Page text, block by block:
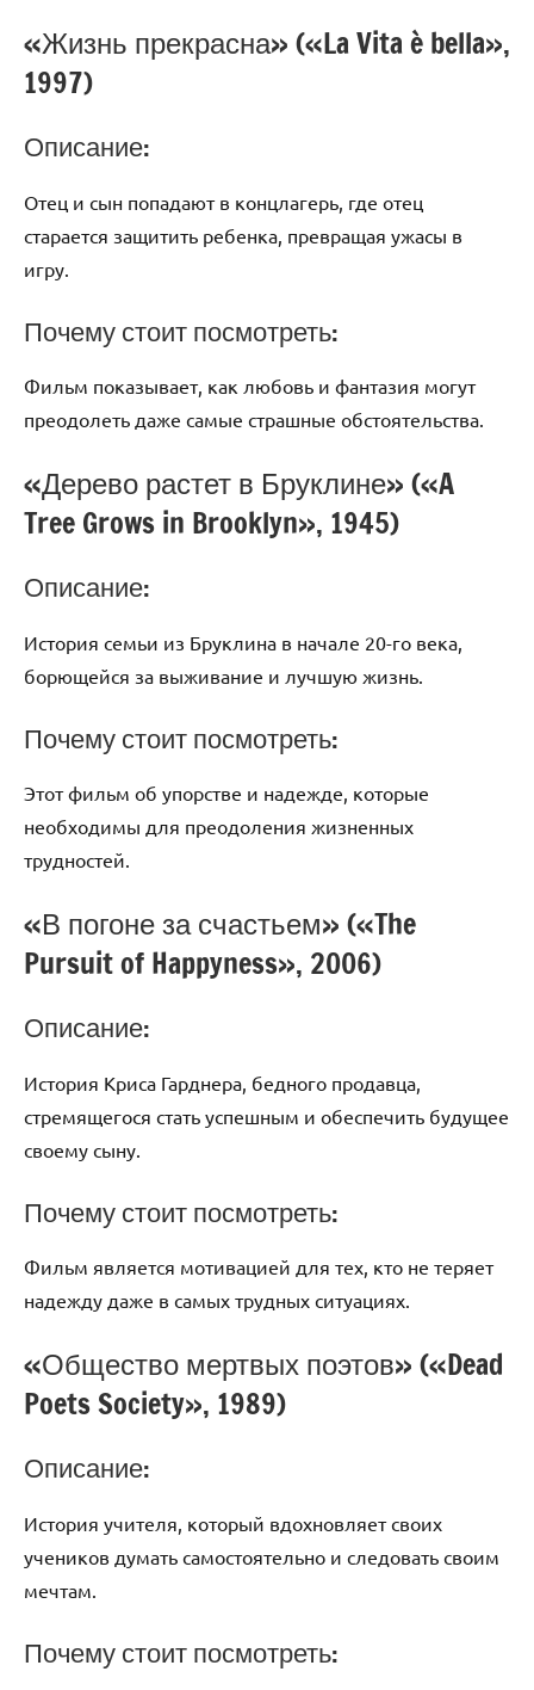
«Жизнь прекрасна» («La Vita è bella»,
1997)
Описание:
Отец и сын попадают в концлагерь, где отец
старается защитить ребенка, превращая ужасы в
игру.
Почему стоит посмотреть:
Фильм показывает, как любовь и фантазия могут
преодолеть даже самые страшные обстоятельства.
«Дерево растет в Бруклине» («A
Tree Grows in Brooklyn», 1945)
Описание:
История семьи из Бруклина в начале 20-го века,
борющейся за выживание и лучшую жизнь.
Почему стоит посмотреть:
Этот фильм об упорстве и надежде, которые
необходимы для преодоления жизненных
трудностей.
«В погоне за счастьем» («The
Pursuit of Happyness», 2006)
Описание:
История Криса Гарднера, бедного продавца,
стремящегося стать успешным и обеспечить будущее
своему сыну.
Почему стоит посмотреть:
Фильм является мотивацией для тех, кто не теряет
надежду даже в самых трудных ситуациях.
«Общество мертвых поэтов» («Dead
Poets Society», 1989)
Описание:
История учителя, который вдохновляет своих
учеников думать самостоятельно и следовать своим
мечтам.
Почему стоит посмотреть: